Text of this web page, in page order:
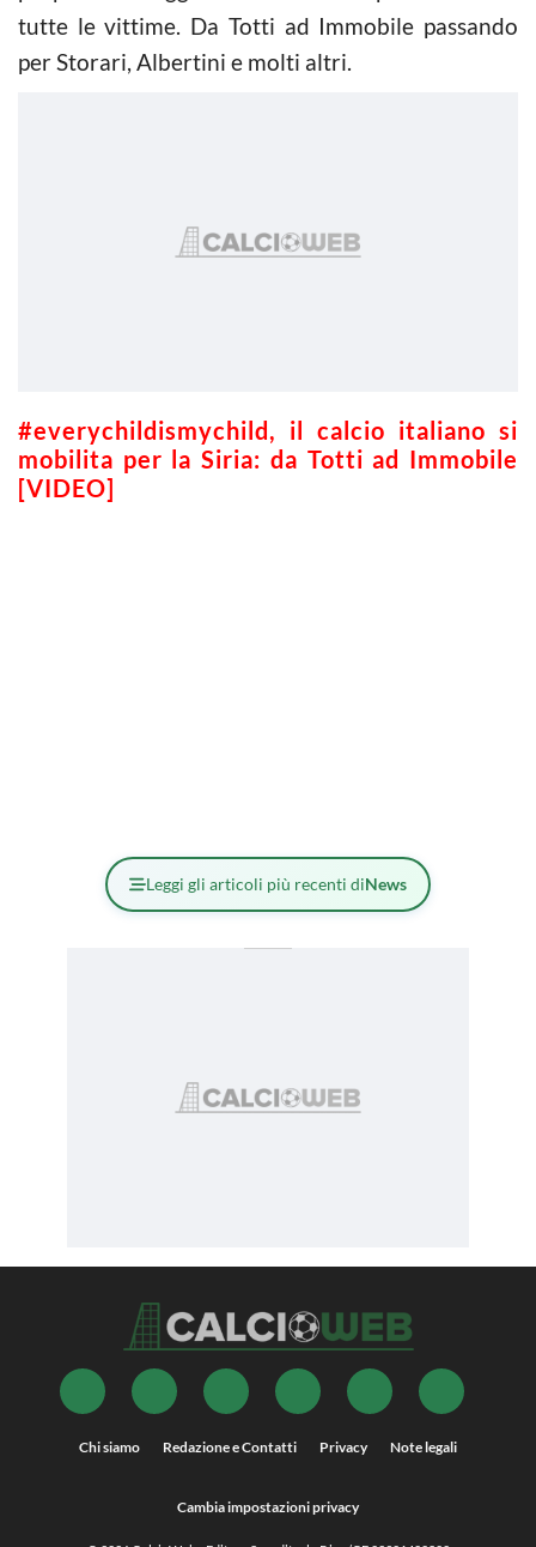
tutte le vittime. Da Totti ad Immobile passando
per Storari, Albertini e molti altri.
#everychildismychild, il calcio italiano si
mobilita per la Siria: da Totti ad Immobile
[VIDEO]
Leggi gli articoli più recenti diNews
Chi siamo Redazione e Contatti Privacy Note legali
Cambia impostazioni privacy